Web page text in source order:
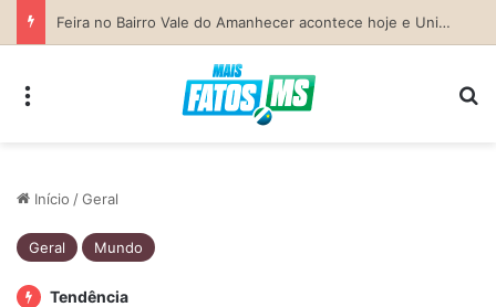
Previsão do Tempo para Costa Rica nesta sexta-feira (7)
Início /Geral
Geral Mundo
Tendência